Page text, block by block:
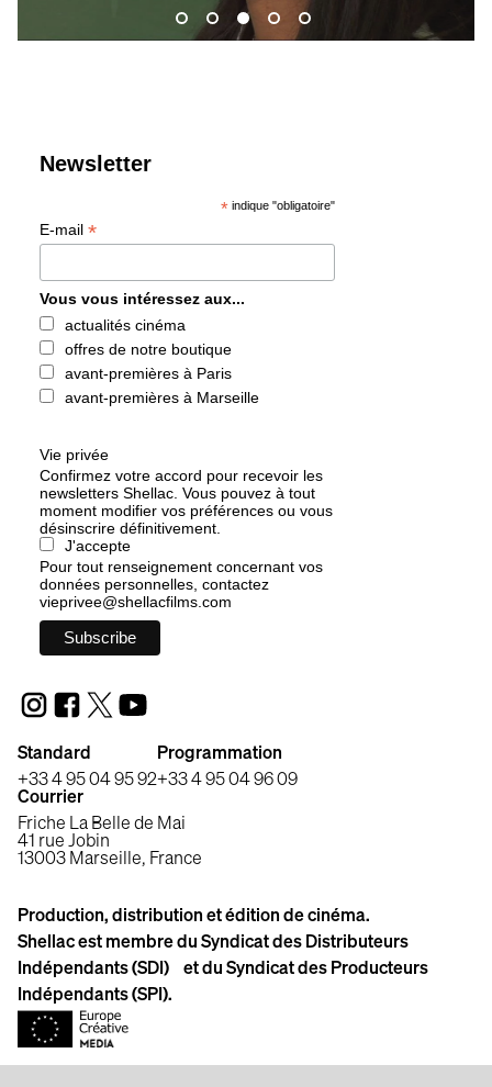
Newsletter
*indique "obligatoire"
E-mail *
Vous vous intéressez aux...
actualités cinéma
offres de notre boutique
avant-premières à Paris
avant-premières à Marseille
Vie privée
Confirmez votre accord pour recevoir les
newsletters Shellac. Vous pouvez à tout
moment modifier vos préférences ou vous
désinscrire définitivement.
J'accepte
Pour tout renseignement concernant vos
données personnelles, contactez
vieprivee@shellacfilms.com
Standard
+33 4 95 04 95 92
Programmation
+33 4 95 04 96 09
Courrier
Friche La Belle de Mai
41 rue Jobin
13003 Marseille, France
Production, distribution et édition de cinéma.
Shellac est membre du Syndicat des Distributeurs
Indépendants (SDI) et du Syndicat des Producteurs
Indépendants (SPI).